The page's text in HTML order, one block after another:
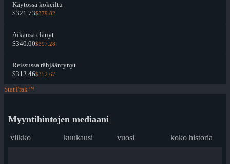
Käytössä kokeiltu
$321.73$379.82
Aikansa elänyt
$340.00$397.28
Reissussa rähjääntynyt
$312.46$352.67
StatTrak™
Myyntihintojen mediaani
viikko kuukausi vuosi koko historia